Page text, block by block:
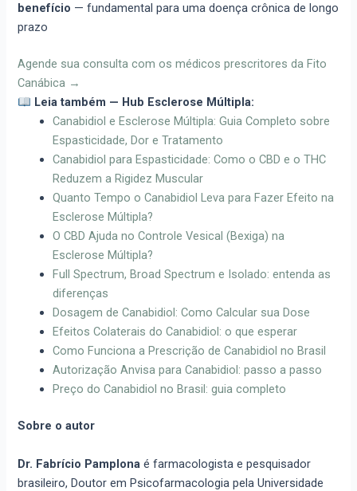
benefício — fundamental para uma doença crônica de longo
prazo
Agende sua consulta com os médicos prescritores da Fito
Canábica →
Leia também — Hub Esclerose Múltipla:
Canabidiol e Esclerose Múltipla: Guia Completo sobre
Espasticidade, Dor e Tratamento
Canabidiol para Espasticidade: Como o CBD e o THC
Reduzem a Rigidez Muscular
Quanto Tempo o Canabidiol Leva para Fazer Efeito na
Esclerose Múltipla?
O CBD Ajuda no Controle Vesical (Bexiga) na
Esclerose Múltipla?
Full Spectrum, Broad Spectrum e Isolado: entenda as
diferenças
Dosagem de Canabidiol: Como Calcular sua Dose
Efeitos Colaterais do Canabidiol: o que esperar
Como Funciona a Prescrição de Canabidiol no Brasil
Autorização Anvisa para Canabidiol: passo a passo
Preço do Canabidiol no Brasil: guia completo
Sobre o autor
Dr. Fabrício Pamplona é farmacologista e pesquisador
brasileiro, Doutor em Psicofarmacologia pela Universidade